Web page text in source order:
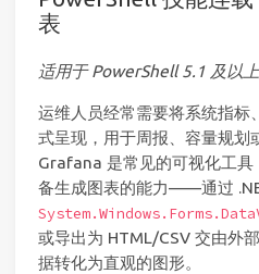
表
适用于 PowerShell 5.1 及以
运维人员经常需要将系统指标
式呈现，用于周报、容量规划
Grafana 是常见的可视化工
备生成图表的能力——通过
或导出为 HTML/CSV 交由外
据转化为直观的图形。